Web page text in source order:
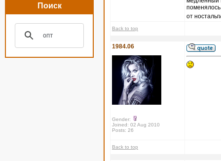
Поиск
от
Back to top
1984.06
Gender:
Joined: 02 Aug 2010
Posts: 26
Back to top